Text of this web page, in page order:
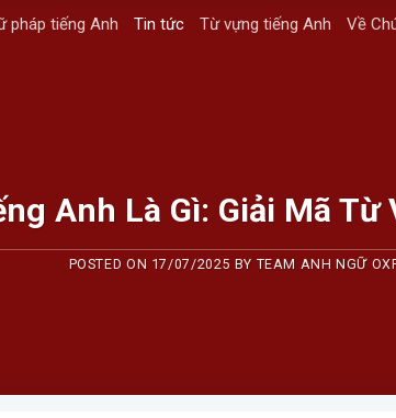
pháp tiếng Anh Tin tức Từ vựng tiếng Anh Về
Anh Là Gì: Giải Mã Từ
POSTED ON 17/07/2025 BY TEAM ANH NGỮ